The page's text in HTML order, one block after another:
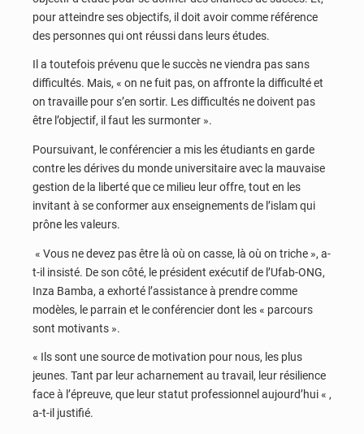
pour atteindre ses objectifs, il doit avoir comme référence
des personnes qui ont réussi dans leurs études.
Il a toutefois prévenu que le succès ne viendra pas sans
difficultés. Mais, « on ne fuit pas, on affronte la difficulté et
on travaille pour s’en sortir. Les difficultés ne doivent pas
être l’objectif, il faut les surmonter ».
Poursuivant, le conférencier a mis les étudiants en garde
contre les dérives du monde universitaire avec la mauvaise
gestion de la liberté que ce milieu leur offre, tout en les
invitant à se conformer aux enseignements de l’islam qui
prône les valeurs.
« Vous ne devez pas être là où on casse, là où on triche », a-
t-il insisté. De son côté, le président exécutif de l’Ufab-ONG,
Inza Bamba, a exhorté l’assistance à prendre comme
modèles, le parrain et le conférencier dont les « parcours
sont motivants ».
« Ils sont une source de motivation pour nous, les plus
jeunes. Tant par leur acharnement au travail, leur résilience
face à l’épreuve, que leur statut professionnel aujourd’hui « ,
a-t-il justifié.